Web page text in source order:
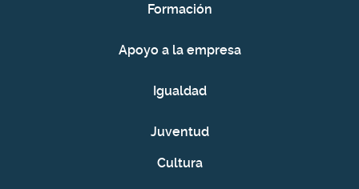
Formación
Apoyo a la empresa
Igualdad
Juventud
Cultura